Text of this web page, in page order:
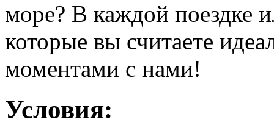
море? В каждой поездке
которые вы считаете
моментами с нами!
Условия: